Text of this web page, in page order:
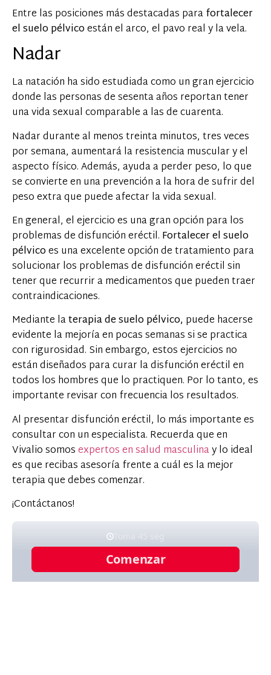
Entre las posiciones más destacadas parafortalecer
el suelo pélvicoestán el arco, el pavo real y la vela.
Nadar
La natación ha sido estudiada como un gran ejercicio
donde las personas de sesenta años reportan tener
una vida sexual comparable a las de cuarenta.
Nadar durante al menos treinta minutos, tres veces
por semana, aumentará la resistencia muscular y el
aspecto físico. Además, ayuda a perder peso, lo que
se convierte en una prevención a la hora de sufrir del
peso extra que puede afectar la vida sexual.
En general, el ejercicio es una gran opción para los
problemas de disfunción eréctil. Fortalecer el suelo
pélvicoes una excelente opción de tratamiento para
solucionar los problemas de disfunción eréctil sin
tener que recurrir a medicamentos que pueden traer
contraindicaciones.
Mediante laterapia de suelo pélvico, puede hacerse
evidente la mejoría en pocas semanas si se practica
con rigurosidad. Sin embargo, estos ejercicios no
están diseñados para curar la disfunción eréctil en
todos los hombres que lo practiquen. Por lo tanto, es
importante revisar con frecuencia los resultados.
Al presentar disfunción eréctil, lo más importante es
consultar con un especialista. Recuerda que en
Vivalio somosexpertos en salud masculinay lo ideal
es que recibas asesoría frente a cuál es la mejor
terapia que debes comenzar.
¡Contáctanos!